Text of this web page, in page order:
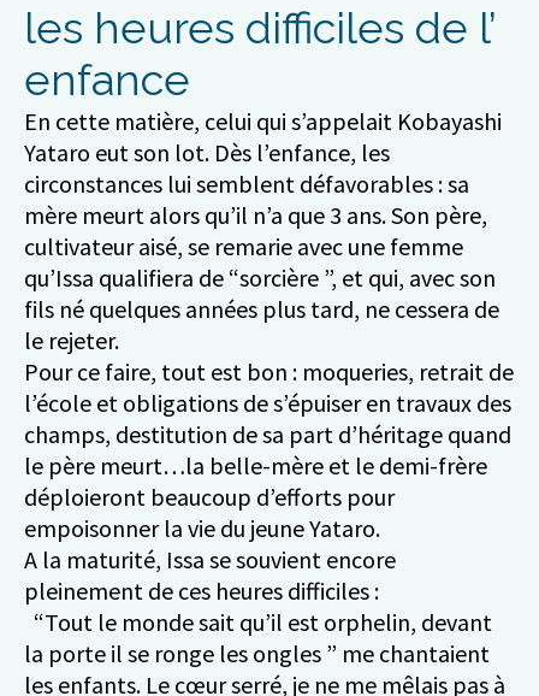
les heures difficiles de l’
enfance
En cette matière, celui qui s’appelait Kobayashi
Yataro eut son lot. Dès l’enfance, les
circonstances lui semblent défavorables : sa
mère meurt alors qu’il n’a que 3 ans. Son père,
cultivateur aisé, se remarie avec une femme
qu’Issa qualifiera de “sorcière ”, et qui, avec son
fils né quelques années plus tard, ne cessera de
le rejeter.
Pour ce faire, tout est bon : moqueries, retrait de
l’école et obligations de s’épuiser en travaux des
champs, destitution de sa part d’héritage quand
le père meurt…la belle-mère et le demi-frère
déploieront beaucoup d’efforts pour
empoisonner la vie du jeune Yataro.
A la maturité, Issa se souvient encore
pleinement de ces heures difficiles :
“Tout le monde sait qu’il est orphelin, devant
la porte il se ronge les ongles ” me chantaient
les enfants. Le cœur serré, je ne me mêlais pas à